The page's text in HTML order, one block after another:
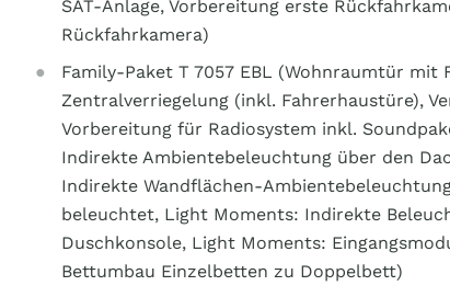
SAT-Anlage, Vorbereitung erste
Rückfahrkamera)
Family-Paket T 7057 EBL (Wohnraumtür mit
Zentralverriegelung (inkl. Fahrerhaustüre),
Vorbereitung für Radiosystem inkl.
Indirekte Ambientebeleuchtung über den
Indirekte Wandflächen-
beleuchtet, Light Moments: Indirekte
Duschkonsole, Light Moments:
Bettumbau Einzelbetten zu Doppelbett)